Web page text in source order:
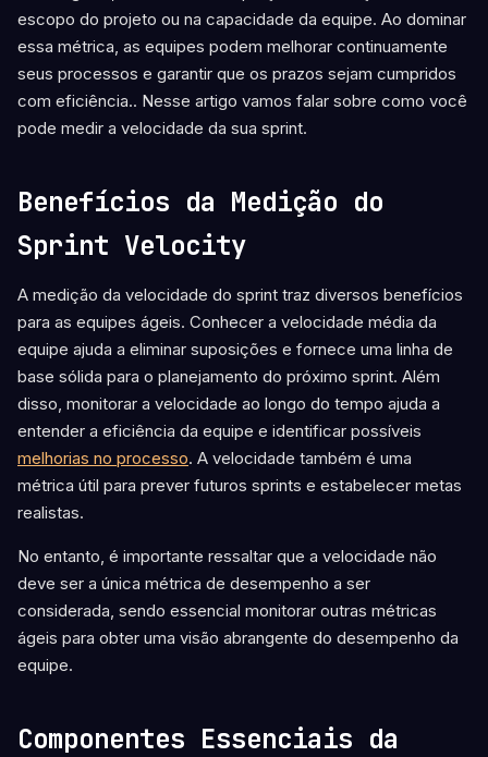
escopo do projeto ou na capacidade da equipe. Ao dominar
essa métrica, as equipes podem melhorar continuamente
seus processos e garantir que os prazos sejam cumpridos
com eficiência.. Nesse artigo vamos falar sobre como você
pode medir a velocidade da sua sprint.
Benefícios da Medição do
Sprint Velocity
A medição da velocidade do sprint traz diversos benefícios
para as equipes ágeis. Conhecer a velocidade média da
equipe ajuda a eliminar suposições e fornece uma linha de
base sólida para o planejamento do próximo sprint. Além
disso, monitorar a velocidade ao longo do tempo ajuda a
entender a eficiência da equipe e identificar possíveis
melhorias no processo. A velocidade também é uma
métrica útil para prever futuros sprints e estabelecer metas
realistas.
No entanto, é importante ressaltar que a velocidade não
deve ser a única métrica de desempenho a ser
considerada, sendo essencial monitorar outras métricas
ágeis para obter uma visão abrangente do desempenho da
equipe.
Componentes Essenciais da